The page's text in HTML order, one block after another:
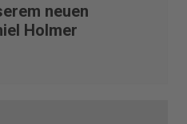
neuen
Holmer